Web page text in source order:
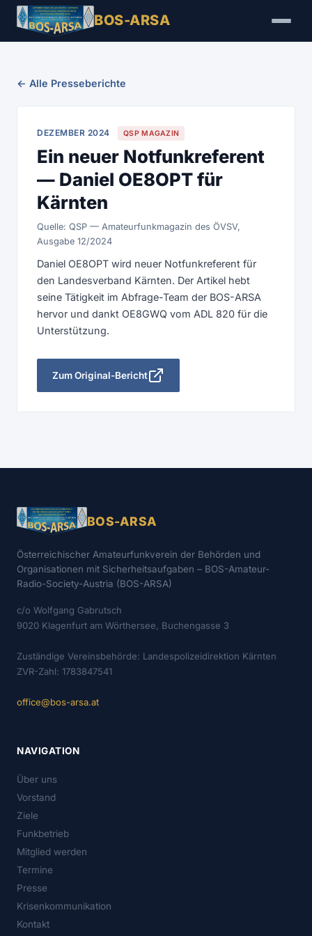
BOS-ARSA
← Alle Presseberichte
DEZEMBER 2024 QSP MAGAZIN
Ein neuer Notfunkreferent
— Daniel OE8OPT für
Kärnten
Quelle: QSP — Amateurfunkmagazin des ÖVSV,
Ausgabe 12/2024
Daniel OE8OPT wird neuer Notfunkreferent für
den Landesverband Kärnten. Der Artikel hebt
seine Tätigkeit im Abfrage-Team der BOS-ARSA
hervor und dankt OE8GWQ vom ADL 820 für die
Unterstützung.
Zum Original-Bericht
BOS-ARSA
Österreichischer Amateurfunkverein der Behörden und
Organisationen mit Sicherheitsaufgaben – BOS-Amateur-
Radio-Society-Austria (BOS-ARSA)
c/o Wolfgang Gabrutsch
9020 Klagenfurt am Wörthersee, Buchengasse 3
Zuständige Vereinsbehörde: Landespolizeidirektion Kärnten
ZVR-Zahl: 1783847541
office@bos-arsa.at
NAVIGATION
Über uns
Vorstand
Ziele
Funkbetrieb
Mitglied werden
Termine
Presse
Krisenkommunikation
Kontakt